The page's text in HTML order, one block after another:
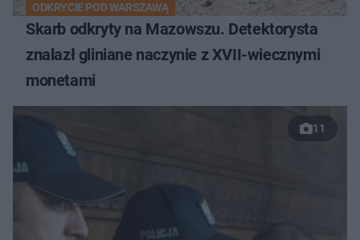
ODKRYCIE POD WARSZAWĄ
Skarb odkryty na Mazowszu. Detektorysta
znalazł gliniane naczynie z XVII-wiecznymi
monetami
11